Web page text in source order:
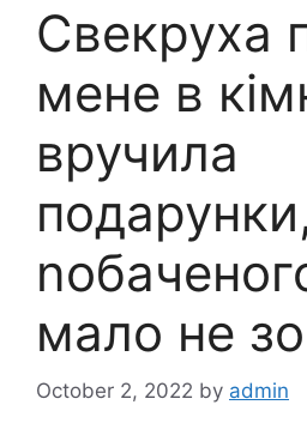
Свекруха
мене в
вручила
мало не
October 2, 2022 by admin